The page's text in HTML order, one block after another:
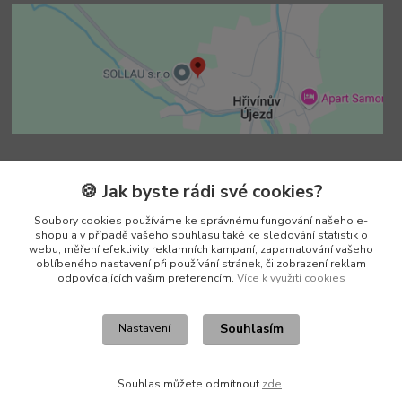
Kontakty
Vedoucí e-shopu
+420 602 552 766
(Po-Pá, 6:30-15 hod.)
🍪 Jak byste rádi své cookies?
Soubory cookies používáme ke správnému fungování našeho e-
shopu a v případě vašeho souhlasu také ke sledování statistik o
webu, měření efektivity reklamních kampaní, zapamatování vašeho
oblíbeného nastavení při používání stránek, či zobrazení reklam
odpovídajících vašim preferencím. Více k využití cookies
Nastavení Souhlasím
Souhlas můžete odmítnout zde.